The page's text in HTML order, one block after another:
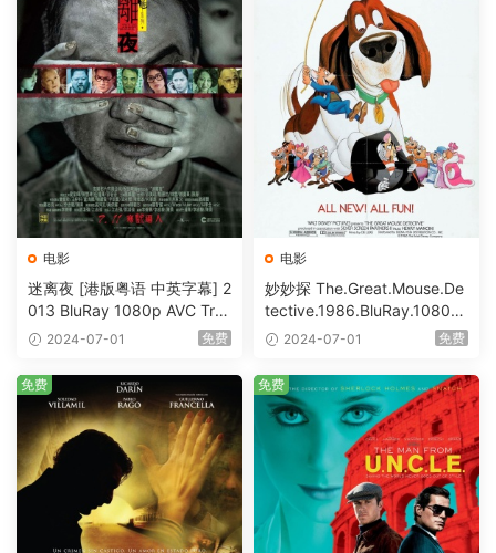
电影
迷离夜 [港版粤语 中英字幕] 2
013 BluRay 1080p AVC Tru
eHD5.1 [BDISO 22.64GB]
2024-07-01 免费
电影
妙妙探 The.Great.Mouse.De
tective.1986.BluRay.1080p.
AVC.DTS-HD.MA.5.1-HDHo
2024-07-01 免费
免费 免费